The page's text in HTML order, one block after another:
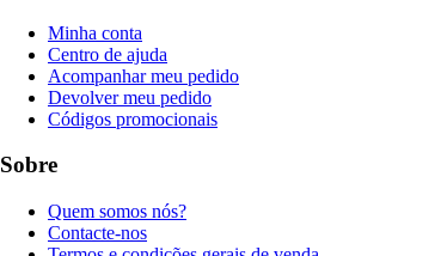
Minha conta
Centro de ajuda
Acompanhar meu pedido
Devolver meu pedido
Códigos promocionais
Sobre
Quem somos nós?
Contacte-nos